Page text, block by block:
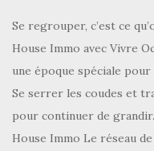
Se regrouper, c’est ce
House Immo avec Vivre
une époque spéciale
Se serrer les coudes et
pour continuer de
House Immo Le réseau